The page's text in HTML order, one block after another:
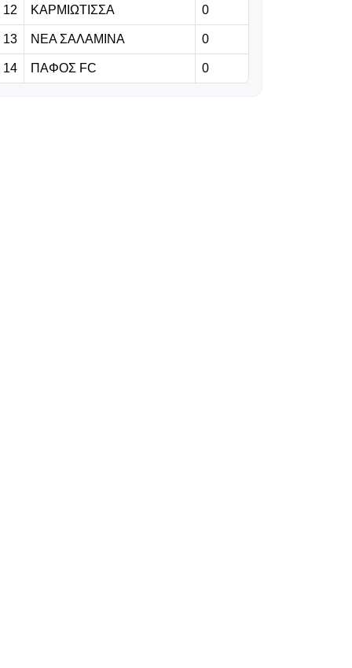
Πάφος FC
LIVE
06.08.2026 | 19:58
Live: Λίνκολν -
Ομόνοια 0-0
12 ΚΑΡΜΙΩΤΙΣΣΑ 0
13 ΝΕΑ ΣΑΛΑΜΙΝΑ 0
14 ΠΑΦΟΣ FC 0